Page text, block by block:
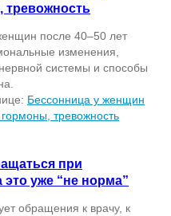
после 40–50 лет
изменения,
системы и способы
Бессонница у женщин
тревожность
при
это уже “не норма”
обращения к врачу, к